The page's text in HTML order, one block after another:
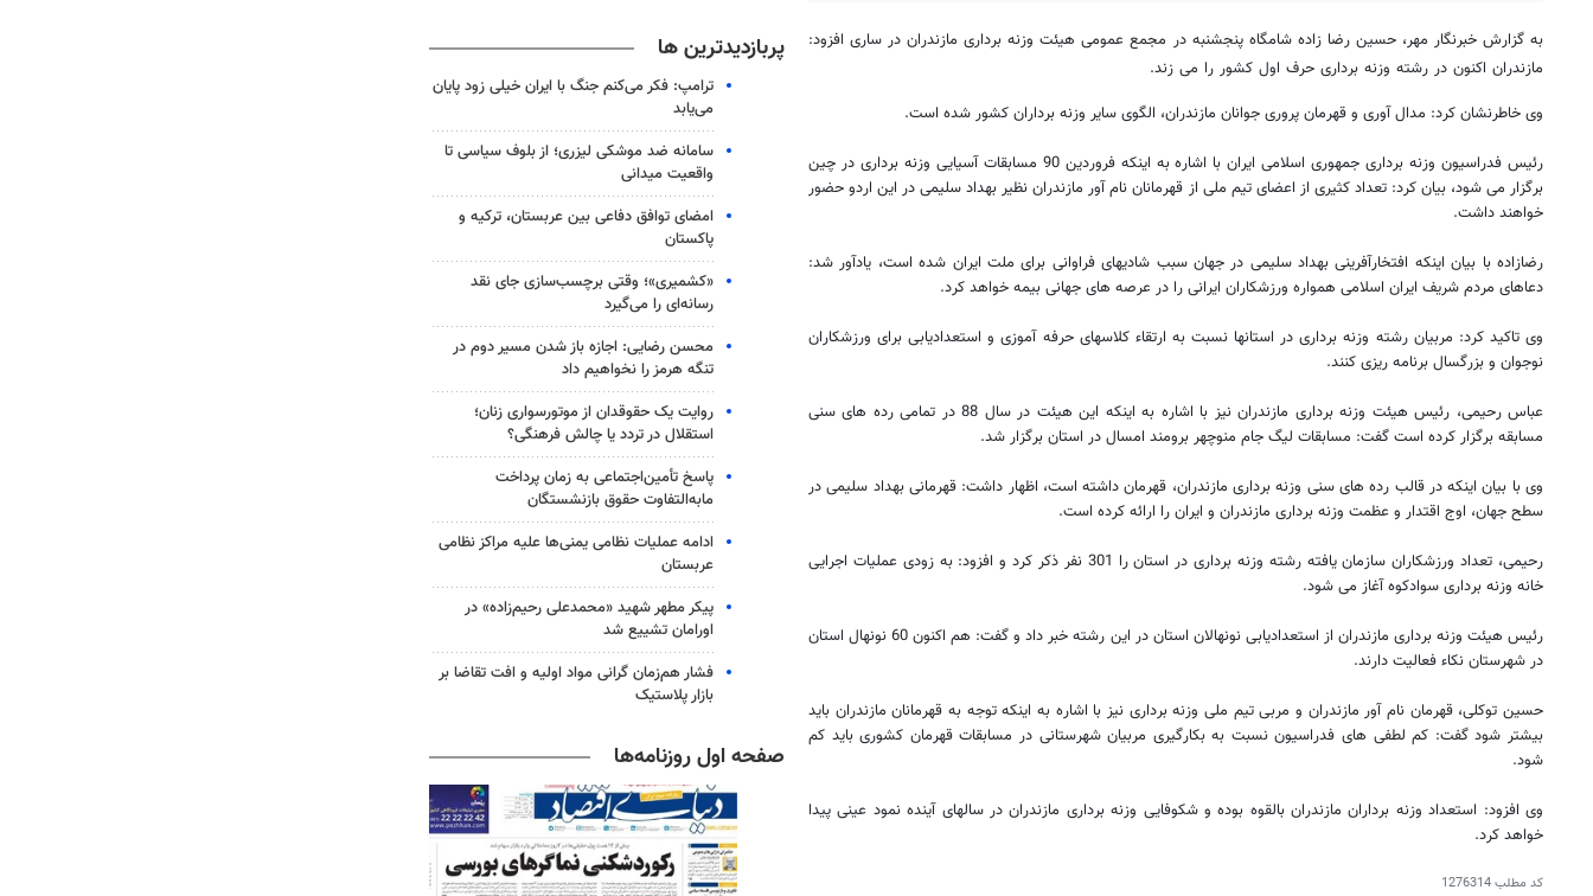
به گزارش خبرنگار مهر، حسین رضا زاده شامگاه پنجشنبه در مجمع عمومی هیئت وزنه برداری مازندران در ساری افزود:
مازندران اکنون در رشته وزنه برداری حرف اول کشور را می زند.
وی خاطرنشان کرد: مدال آوری و قهرمان پروری جوانان مازندران، الگوی سایر وزنه برداران کشور شده است.
رئیس فدراسیون وزنه برداری جمهوری اسلامی ایران با اشاره به اینکه فروردین 90 مسابقات آسیایی وزنه برداری در چین
برگزار می شود، بیان کرد: تعداد کثیری از اعضای تیم ملی از قهرمانان نام آور مازندران نظیر بهداد سلیمی در این اردو حضور
خواهند داشت.
رضازاده با بیان اینکه افتخارآفرینی بهداد سلیمی در جهان سبب شادیهای فراوانی برای ملت ایران شده است، یادآور شد:
دعاهای مردم شریف ایران اسلامی همواره ورزشکاران ایرانی را در عرصه های جهانی بیمه خواهد کرد.
وی تاکید کرد: مربیان رشته وزنه برداری در استانها نسبت به ارتقاء کلاسهای حرفه آموزی و استعدادیابی برای ورزشکاران
نوجوان و بزرگسال برنامه ریزی کنند.
عباس رحیمی، رئیس هیئت وزنه برداری مازندران نیز با اشاره به اینکه این هیئت در سال 88 در تمامی رده های سنی
مسابقه برگزار کرده است گفت: مسابقات لیگ جام منوچهر برومند امسال در استان برگزار شد.
وی با بیان اینکه در قالب رده های سنی وزنه برداری مازندران، قهرمان داشته است، اظهار داشت: قهرمانی بهداد سلیمی در
سطح جهان، اوج اقتدار و عظمت وزنه برداری مازندران و ایران را ارائه کرده است.
رحیمی، تعداد ورزشکاران سازمان یافته رشته وزنه برداری در استان را 301 نفر ذکر کرد و افزود: به زودی عملیات اجرایی
خانه وزنه برداری سوادکوه آغاز می شود.
رئیس هیئت وزنه برداری مازندران از استعدادیابی نونهالان استان در این رشته خبر داد و گفت: هم اکنون 60 نونهال استان
در شهرستان نکاء فعالیت دارند.
حسین توکلی، قهرمان نام آور مازندران و مربی تیم ملی وزنه برداری نیز با اشاره به اینکه توجه به قهرمانان مازندران باید
بیشتر شود گفت: کم لطفی های فدراسیون نسبت به بکارگیری مربیان شهرستانی در مسابقات قهرمان کشوری باید کم
شود.
وی افزود: استعداد وزنه برداران مازندران بالقوه بوده و شکوفایی وزنه برداری مازندران در سالهای آینده نمود عینی پیدا
خواهد کرد.
کد مطلب1276314
پربازدیدترین ها
ترامپ: فکر می‌کنم جنگ با ایران خیلی زود پایان
می‌یابد
سامانه ضد موشکی لیزری؛ از بلوف سیاسی تا
واقعیت میدانی
امضای توافق دفاعی بین عربستان، ترکیه و
پاکستان
«کشمیری»؛ وقتی برچسب‌سازی جای نقد
رسانه‌ای را می‌گیرد
محسن رضایی: اجازه باز شدن مسیر دوم در
تنگه هرمز را نخواهیم داد
روایت یک حقوقدان از موتورسواری زنان؛
استقلال در تردد یا چالش فرهنگی؟
پاسخ تأمین‌اجتماعی به زمان پرداخت
مابه‌التفاوت حقوق بازنشستگان
ادامه عملیات نظامی یمنی‌ها علیه مراکز نظامی
عربستان
پیکر مطهر شهید «محمدعلی رحیم‌زاده» در
اورامان تشییع شد
فشار هم‌زمان گرانی مواد اولیه و افت تقاضا بر
بازار پلاستیک
صفحه اول روزنامه‌ها